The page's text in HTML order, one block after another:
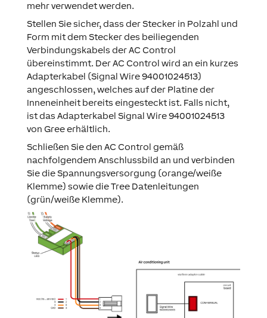
mehr verwendet werden.
Stellen Sie sicher, dass der Stecker in Polzahl und
Form mit dem Stecker des beiliegenden
Verbindungskabels der AC Control
übereinstimmt. Der AC Control wird an ein kurzes
Adapterkabel (Signal Wire 94001024513)
angeschlossen, welches auf der Platine der
Inneneinheit bereits eingesteckt ist. Falls nicht,
ist das Adapterkabel Signal Wire 94001024513
von Gree erhältlich.
Schließen Sie den AC Control gemäß
nachfolgendem Anschlussbild an und verbinden
Sie die Spannungsversorgung (orange/weiße
Klemme) sowie die Tree Datenleitungen
(grün/weiße Klemme).